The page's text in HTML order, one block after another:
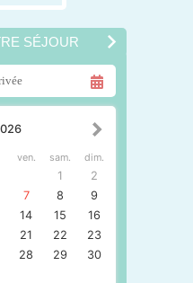
SÉJOUR
ven. sam. dim.
1
2
7 8
9
14 15
16
21 22
23
28 29
30